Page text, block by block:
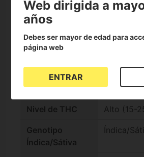
Semillas
Feminizadas
check
Banco de
semillas
Nivel de THC Alto (15-
Genotipo
Índica/Sátiva
Índica/
Web dirigida a
años
Debes ser mayor de edad para
página web
ENTRAR